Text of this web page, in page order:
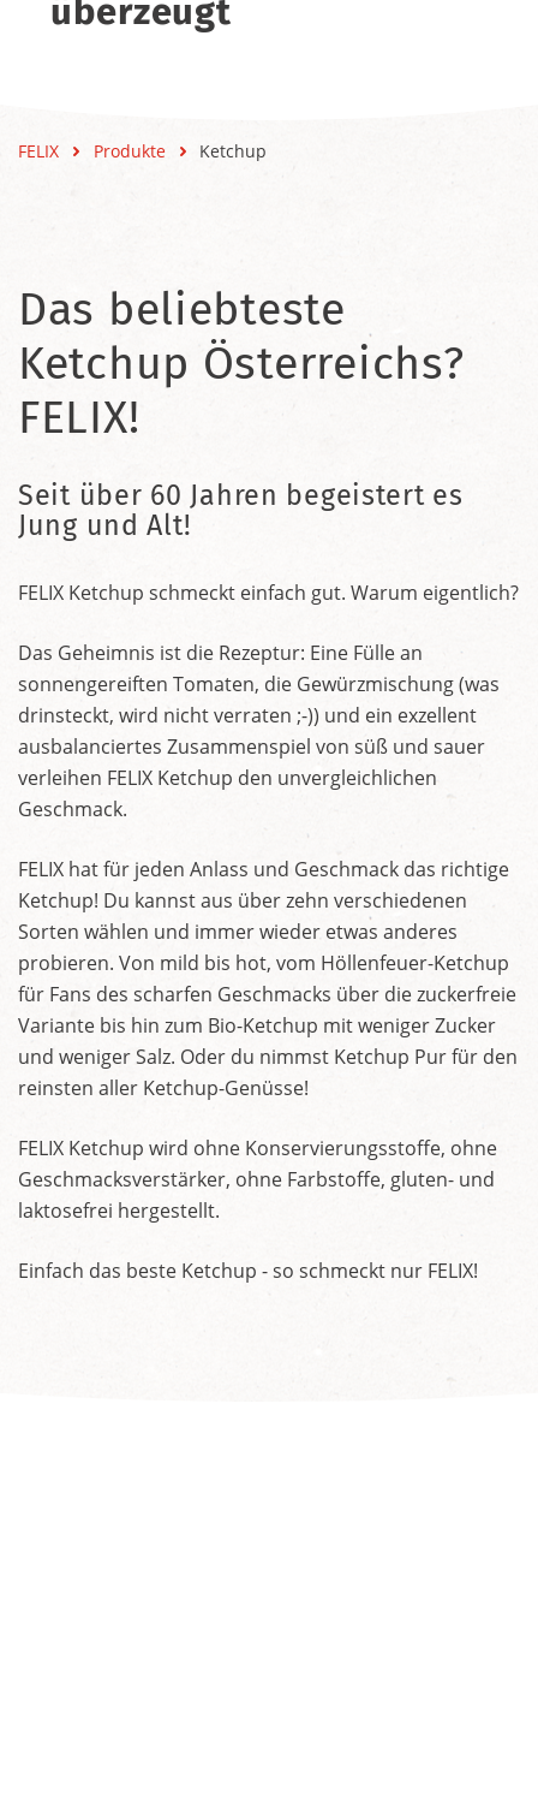
überzeugt
FELIX Produkte Ketchup
Das beliebteste
Ketchup Österreichs?
FELIX!
Seit über 60 Jahren begeistert es
Jung und Alt!
FELIX Ketchup schmeckt einfach gut. Warum eigentlich?
Das Geheimnis ist die Rezeptur: Eine Fülle an
sonnengereiften Tomaten, die Gewürzmischung (was
drinsteckt, wird nicht verraten ;-)) und ein exzellent
ausbalanciertes Zusammenspiel von süß und sauer
verleihen FELIX Ketchup den unvergleichlichen
Geschmack.
FELIX hat für jeden Anlass und Geschmack das richtige
Ketchup! Du kannst aus über zehn verschiedenen
Sorten wählen und immer wieder etwas anderes
probieren. Von mild bis hot, vom Höllenfeuer-Ketchup
für Fans des scharfen Geschmacks über die zuckerfreie
Variante bis hin zum Bio-Ketchup mit weniger Zucker
und weniger Salz. Oder du nimmst Ketchup Pur für den
reinsten aller Ketchup-Genüsse!
FELIX Ketchup wird ohne Konservierungsstoffe, ohne
Geschmacksverstärker, ohne Farbstoffe, gluten- und
laktosefrei hergestellt.
Einfach das beste Ketchup - so schmeckt nur FELIX!